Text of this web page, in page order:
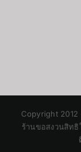
Copyright
ร้านขอสงวนสิทธิ